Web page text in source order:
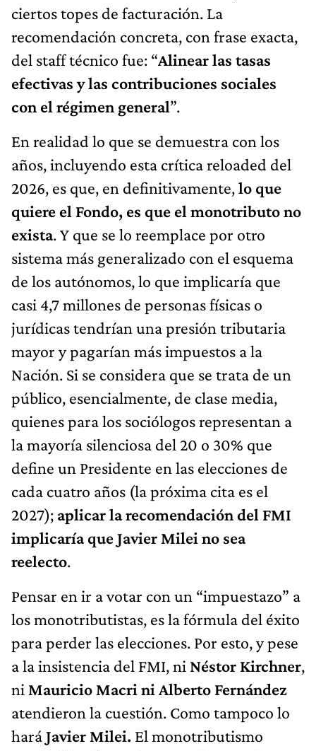
ciertos topes de facturación. La
recomendación concreta, con frase exacta,
del staff técnico fue: “Alinear las tasas
efectivas y las contribuciones sociales
con el régimen general”.
En realidad lo que se demuestra con los
años, incluyendo esta crítica reloaded del
2026, es que, en definitivamente,lo que
quiere el Fondo, es que el monotributo no
exista. Y que se lo reemplace por otro
sistema más generalizado con el esquema
de los autónomos, lo que implicaría que
casi 4,7 millones de personas físicas o
jurídicas tendrían una presión tributaria
mayor y pagarían más impuestos a la
Nación. Si se considera que se trata de un
público, esencialmente, de clase media,
quienes para los sociólogos representan a
la mayoría silenciosa del 20 o 30% que
define un Presidente en las elecciones de
cada cuatro años (la próxima cita es el
2027); aplicar la recomendación del FMI
implicaría que Javier Milei no sea
reelecto.
Pensar en ir a votar con un “impuestazo” a
los monotributistas, es la fórmula del éxito
para perder las elecciones. Por esto, y pese
a la insistencia del FMI, ni Néstor Kirchner,
ni Mauricio Macri ni Alberto Fernández
atendieron la cuestión. Como tampoco lo
haráJavier Milei. El monotributismo